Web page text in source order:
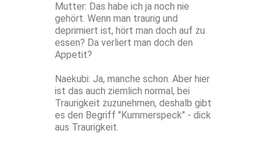
Mutter: Das habe ich ja noch nie
gehört. Wenn man traurig und
deprimiert ist, hört man doch auf zu
essen? Da verliert man doch den
Appetit?
Naekubi: Ja, manche schon. Aber hier
ist das auch ziemlich normal, bei
Traurigkeit zuzunehmen, deshalb gibt
es den Begriff "Kummerspeck" - dick
aus Traurigkeit.